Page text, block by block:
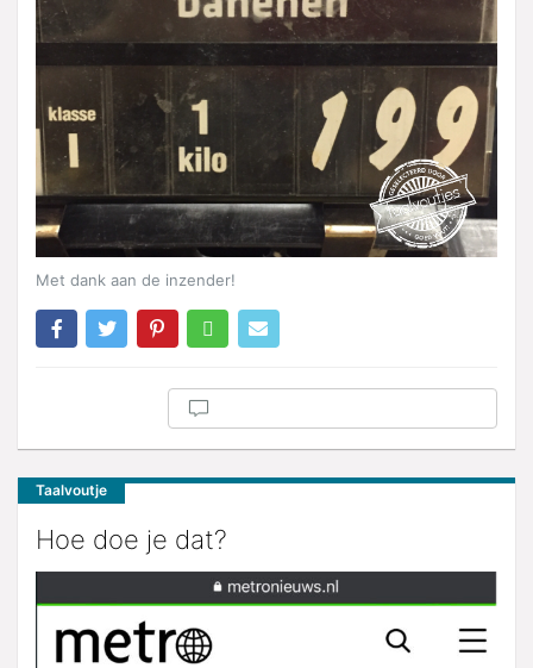
Met dank aan de inzender!
Taalvoutje
Hoe doe je dat?